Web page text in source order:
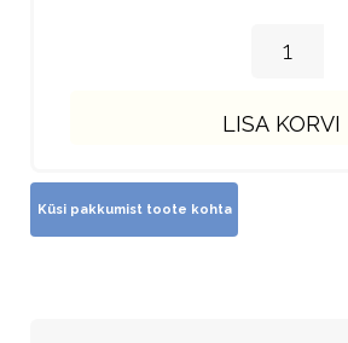
LISA KORVI